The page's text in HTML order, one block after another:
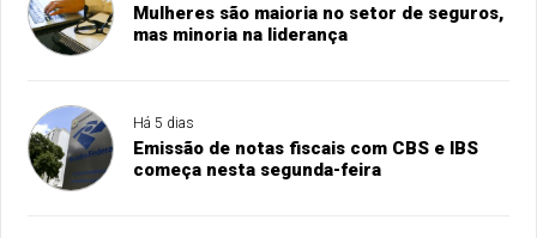
Mulheres são maioria no setor de seguros,
mas minoria na liderança
Há 5 dias
Emissão de notas fiscais com CBS e IBS
começa nesta segunda-feira